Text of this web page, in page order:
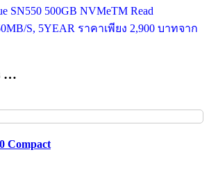
SN550 500GB NVMeTM Read
S, 5YEAR ราคาเพียง 2,900 บาทจาก
…
Compact